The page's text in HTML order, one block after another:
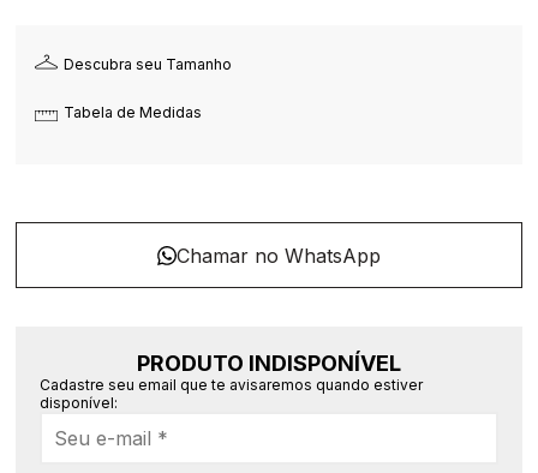
Descubra seu Tamanho
Tabela de Medidas
PRODUTO INDISPONÍVEL
Cadastre seu email que te avisaremos quando estiver
disponível: